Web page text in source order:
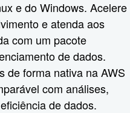
e do Windows. Acelere
e atenda aos
com um pacote
de dados.
de forma nativa na AWS
com análises,
de dados.